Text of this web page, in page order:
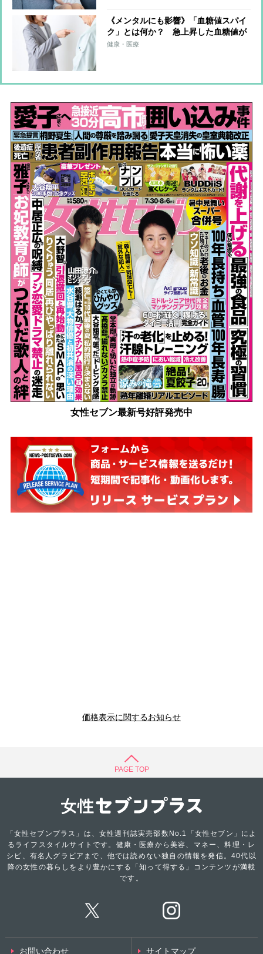
《メンタルにも影響》「血糖値スパイ
ク」とは何か？ 急上昇した血糖値が
インスリンの大量分泌で急低下 脳が
健康・医療
女性セブン最新号好評発売中
価格表示に関するお知らせ
PAGE TOP
「女性セブンプラス」は、女性週刊誌実売部数No.1「女性セブン」によ
るライフスタイルサイトです。健康・医療から美容、マネー、料理・レ
シピ、有名人グラビアまで、他では読めない独自の情報を発信。40代以
降の女性の暮らしをより豊かにする「知って得する」コンテンツが満載
です。
お問い合わせ サイトマップ